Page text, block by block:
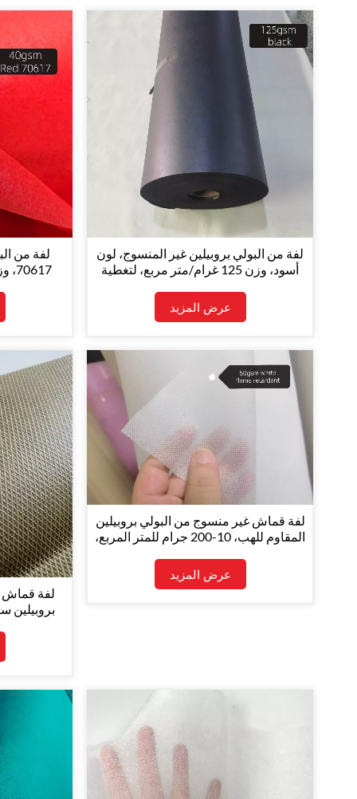
لفة من
لفة من البولي بروبيلين غير المنسوج، لون
أسود، وزن 125 غرام/متر مربع، لتغطية
عرض المزيد
لفة قماش
بروبيلين
لفة قماش غير منسوج من البولي بروبيلين
المقاوم للهب، 10-200 جرام للمتر المربع،
عرض المزيد